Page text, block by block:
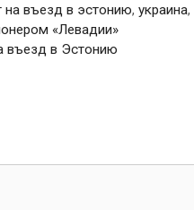
на въезд в эстонию, украина,
«Левадии»
въезд в Эстонию